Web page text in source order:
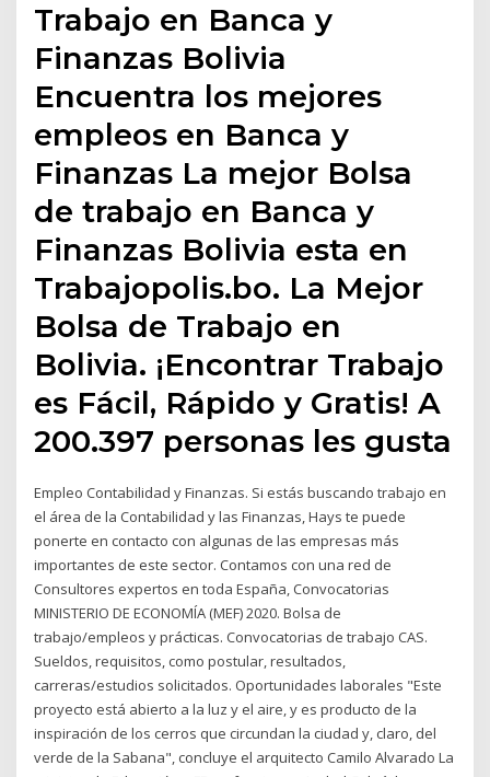
Trabajo en Banca y
Finanzas Bolivia
Encuentra los mejores
empleos en Banca y
Finanzas La mejor Bolsa
de trabajo en Banca y
Finanzas Bolivia esta en
Trabajopolis.bo. La Mejor
Bolsa de Trabajo en
Bolivia. ¡Encontrar Trabajo
es Fácil, Rápido y Gratis! A
200.397 personas les gusta
Empleo Contabilidad y Finanzas. Si estás buscando trabajo en
el área de la Contabilidad y las Finanzas, Hays te puede
ponerte en contacto con algunas de las empresas más
importantes de este sector. Contamos con una red de
Consultores expertos en toda España, Convocatorias
MINISTERIO DE ECONOMÍA (MEF) 2020. Bolsa de
trabajo/empleos y prácticas. Convocatorias de trabajo CAS.
Sueldos, requisitos, como postular, resultados,
carreras/estudios solicitados. Oportunidades laborales "Este
proyecto está abierto a la luz y el aire, y es producto de la
inspiración de los cerros que circundan la ciudad y, claro, del
verde de la Sabana", concluye el arquitecto Camilo Alvarado La